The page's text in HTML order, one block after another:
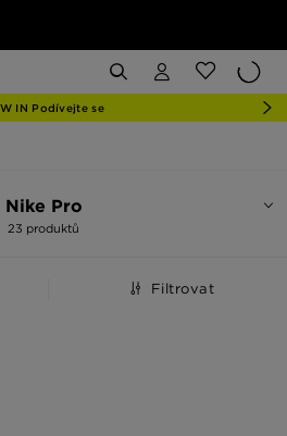
IN Podívejte se
Nike Pro
23 produktů
Filtrovat